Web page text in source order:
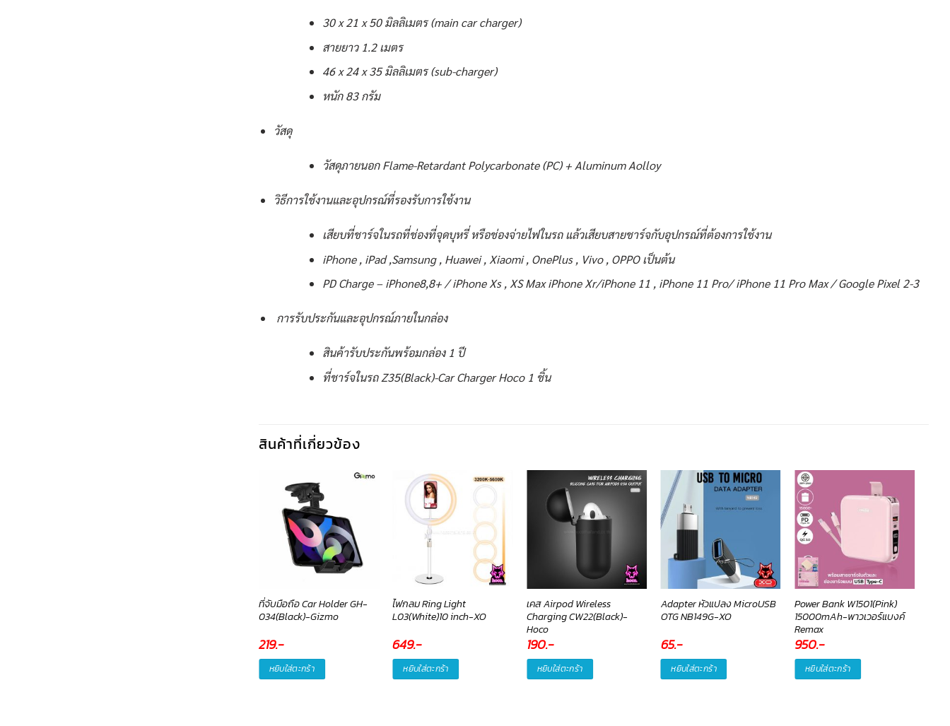
30 x 21 x 50 มิลลิเมตร (main car charger)
สายยาว 1.2 เมตร
46 x 24 x 35 มิลลิเมตร (sub-charger)
หนัก 83 กรัม
วัสดุ
วัสดุภายนอก Flame-Retardant Polycarbonate (PC) + Aluminum Aolloy
วิธีการใช้งานและอุปกรณ์ที่รองรับการใช้งาน
เสียบที่ชาร์จในรถที่ช่องที่จุดบุหรี่ หรือช่องจ่ายไฟในรถ แล้วเสียบสายชาร์จกับอุปกรณ์ที่ต้องการใช้งาน
iPhone , iPad ,Samsung , Huawei , Xiaomi , OnePlus , Vivo , OPPO เป็นต้น
PD Charge – iPhone8,8+ / iPhone Xs , XS Max iPhone Xr/iPhone 11 , iPhone 11 Pro/ iPhone 11 Pro Max / Google Pixel 2-3
การรับประกันและอุปกรณ์ภายในกล่อง
สินค้ารับประกันพร้อมกล่อง 1 ปี
ที่ชาร์จในรถ Z35(Black)-Car Charger Hoco 1 ชิ้น
สินค้าที่เกี่ยวข้อง
ที่จับมือถือ Car Holder GH-
034(Black)-Gizmo
219.-
หยิบใส่ตะกร้า
ไฟกลม Ring Light
L03(White)10 inch-XO
649.-
หยิบใส่ตะกร้า
เคส Airpod Wireless
Charging CW22(Black)-
Hoco
190.-
หยิบใส่ตะกร้า
Adapter หัวแปลง MicroUSB
OTG NB149G-XO
65.-
หยิบใส่ตะกร้า
Power Bank W1501(Pink)
15000mAh-พาวเวอร์แบงค์
Remax
950.-
หยิบใส่ตะกร้า